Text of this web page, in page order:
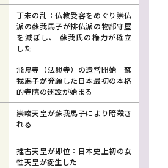
丁未の乱：仏教受容をめぐり崇仏
派の蘇我馬子が排仏派の物部守屋
を滅ぼし、 蘇我氏の権力が確立
した
飛鳥寺（法興寺）の造営開始 蘇
我馬子が発願した日本最初の本格
的寺院の建設が始まる
崇峻天皇が蘇我馬子により暗殺さ
れる
推古天皇が即位：日本史上初の女
性天皇が誕生した